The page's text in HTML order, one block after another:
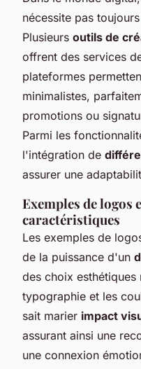
nécessite pas
Plusieurs outils de
offrent des services
plateformes
minimalistes,
promotions ou
Parmi les
l'intégration de
assurer une
Exemples de logos
caractéristiques
Les exemples de
de la puissance d'un
des choix esthétiques
typographie et les
sait marier impact
assurant ainsi une
une connexion